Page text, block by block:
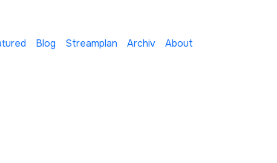
Blog Streamplan Archiv About